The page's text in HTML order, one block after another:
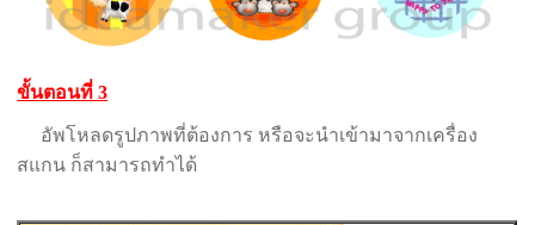
ขั้นตอนที่ 3
อัพโหลดรูปภาพที่ต้องการ หรือจะนำเข้ามาจากเครื่อง
สแกน ก็สามารถทำได้